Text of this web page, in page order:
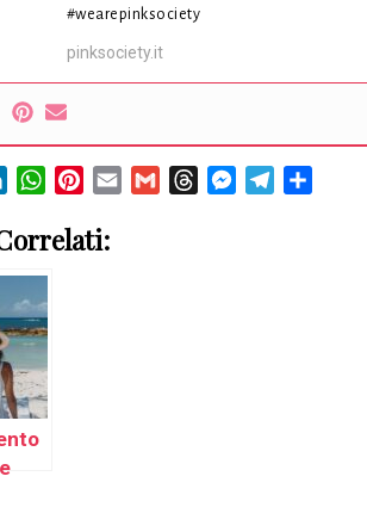
#wearepinksociety
pinksociety.it
LinkedInWhatsAppPinterest
Email Gmail ThreadsMessenger
Telegram